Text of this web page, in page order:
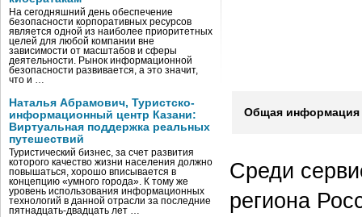
На сегодняшний день обеспечение
безопасности корпоративных ресурсов
является одной из наиболее приоритетных
целей для любой компании вне
зависимости от масштабов и сферы
деятельности. Рынок информационной
безопасности развивается, а это значит,
что и …
Наталья Абрамович, Туристско-
информационный центр Казани:
Виртуальная поддержка реальных
путешествий
Туристический бизнес, за счет развития
которого качество жизни населения должно
повышаться, хорошо вписывается в
концепцию «умного города». К тому же
уровень использования информационных
технологий в данной отрасли за последние
пятнадцать-двадцать лет …
Общая информация
Среди
региона